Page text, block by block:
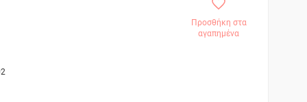
Προσθήκη στα
αγαπημένα